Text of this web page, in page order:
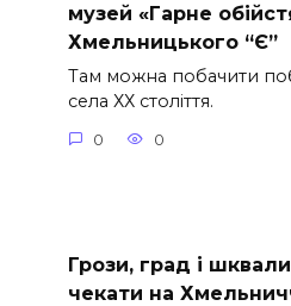
музей «Гарне
Хмельницького “Є”
Там можна побачити
села ХХ століття.
0 0
Грози, град і
чекати на